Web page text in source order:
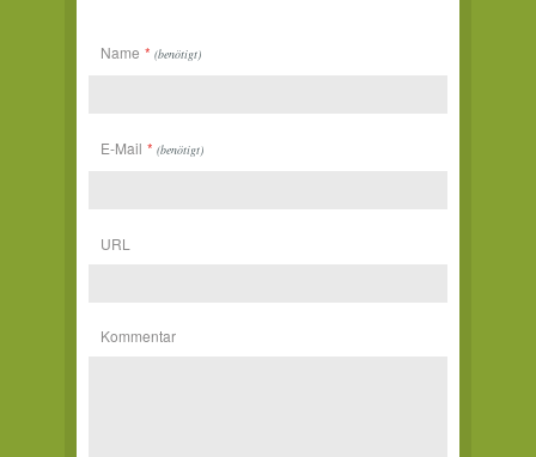
Name * (benötigt)
E-Mail * (benötigt)
URL
Kommentar